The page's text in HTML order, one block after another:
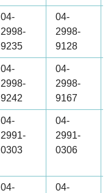
04-
2998-
9235
04-
2998-
9128
04-
2998-
9242
04-
2998-
9167
04-
2991-
0303
04-
2991-
0306
04-
04-